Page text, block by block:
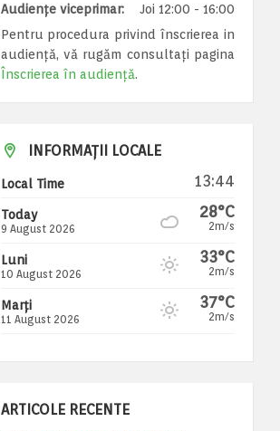
Audiențe viceprimar:
Joi 12:00 - 16:00
Pentru procedura privind înscrierea in
audiență, vă rugăm consultați pagina
Înscrierea în audiență.
INFORMAȚII LOCALE
Local Time 13:44
Today
9 August 2026
28°C
2m/s
Luni
10 August 2026
33°C
2m/s
Marți
11 August 2026
37°C
2m/s
ARTICOLE RECENTE